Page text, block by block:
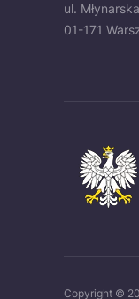
ul.
01-171
Copyright ©